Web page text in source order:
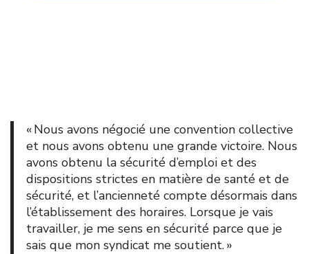
« Nous avons négocié une convention collective
et nous avons obtenu une grande victoire. Nous
avons obtenu la sécurité d’emploi et des
dispositions strictes en matière de santé et de
sécurité, et l’ancienneté compte désormais dans
l’établissement des horaires. Lorsque je vais
travailler, je me sens en sécurité parce que je
sais que mon syndicat me soutient. »